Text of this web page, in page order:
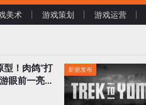
美术 游戏策划 游戏运营
型！肉鸽“打
眼前一亮，
家
新游发布